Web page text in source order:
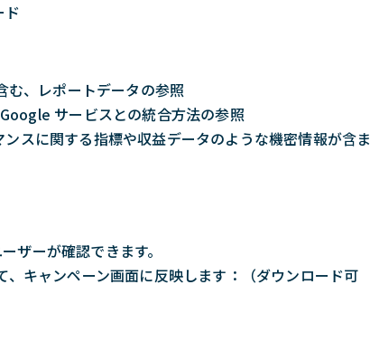
む、レポートデータの参照
サービスとの統合方法の参照
スに関する指標や収益データのような機密情報が含ま
ザーが確認できます。
キャンペーン画面に反映します：（ダウンロード可